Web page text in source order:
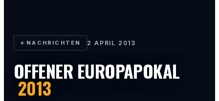
← NACHRICHTEN 2 APRIL 2013
OFFENER EUROPAPOKAL
2013